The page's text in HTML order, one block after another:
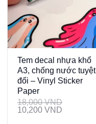
Tem decal nhựa khổ
A3, chống nước tuyệt
đối – Vinyl Sticker
Paper
18,000VND
10,200 VND